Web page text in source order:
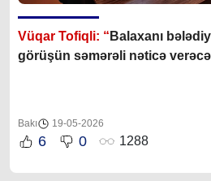
Vüqar Tofiqli: “ Balaxanı
görüşün səmərəli nəticə
Bakı 19-05-2026
6 0 1288